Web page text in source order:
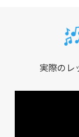
実際のレ